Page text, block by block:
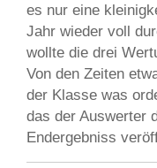
es nur eine
Jahr wieder voll
wollte die drei
Von den Zeiten
der Klasse was
das der Auswerter
Endergebniss